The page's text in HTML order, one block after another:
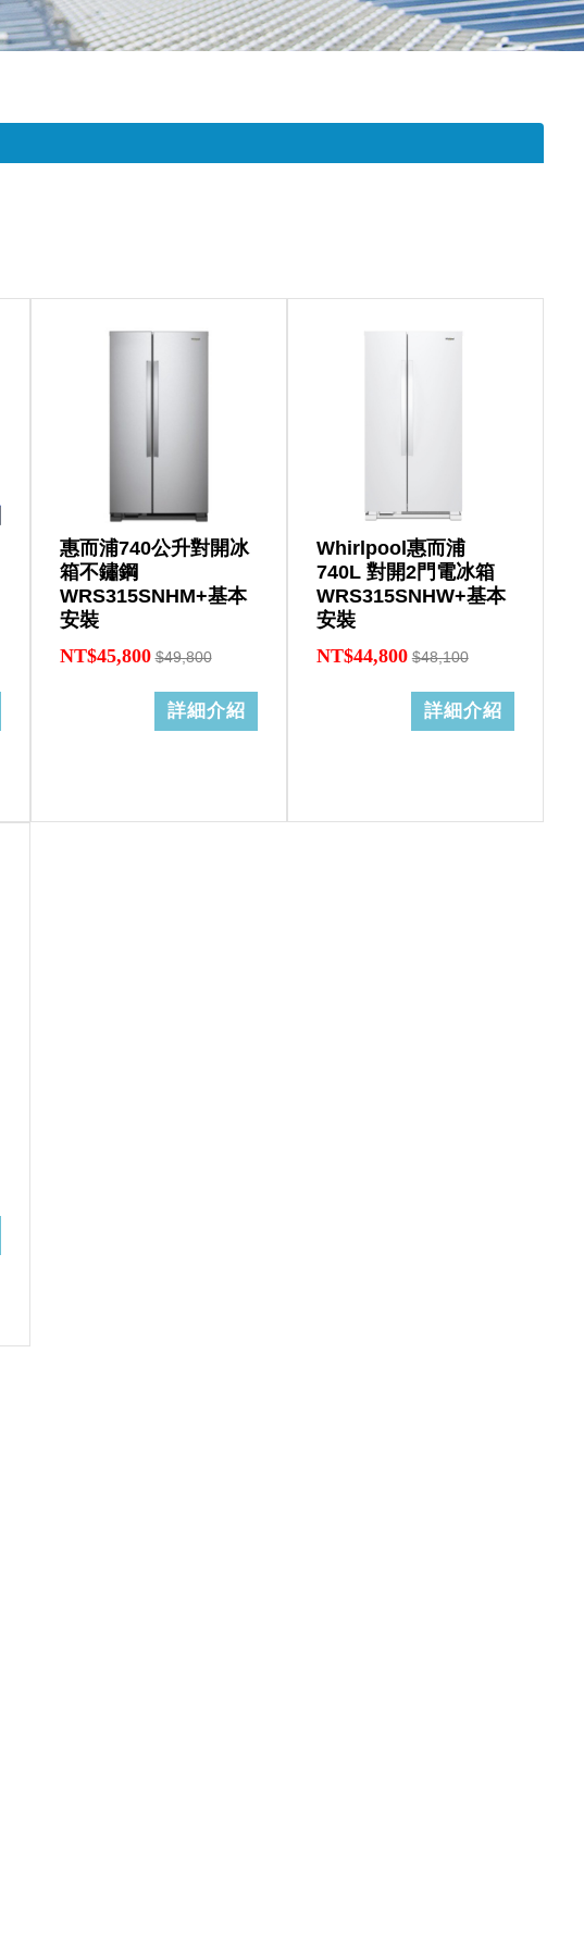
惠而浦740公升對開冰
箱不鏽鋼
WRS315SNHM+基本
安裝
NT$45,800 $49,800
詳細介紹
Whirlpool惠而浦
740L 對開2門電冰箱
WRS315SNHW+基本
安裝
NT$44,800 $48,100
詳細介紹